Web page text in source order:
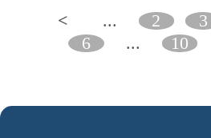
< ... 2 3
6
... 10